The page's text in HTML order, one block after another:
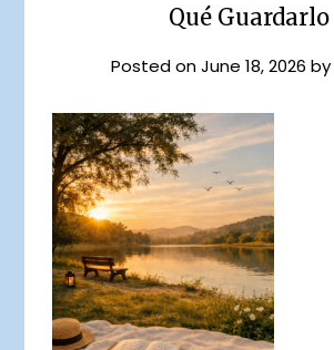
Qué Guardarlo
Posted onJune 18, 2026 by